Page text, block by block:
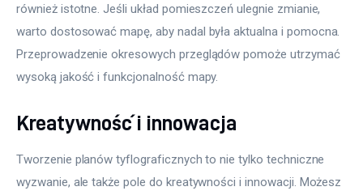
również istotne. Jeśli układ pomieszczeń ulegnie zmianie,
warto dostosować mapę, aby nadal była aktualna i pomocna.
Przeprowadzenie okresowych przeglądów pomoże utrzymać
wysoką jakość i funkcjonalność mapy.
Kreatywność i innowacja
Tworzenie planów tyflograficznych to nie tylko techniczne
wyzwanie, ale także pole do kreatywności i innowacji. Możesz